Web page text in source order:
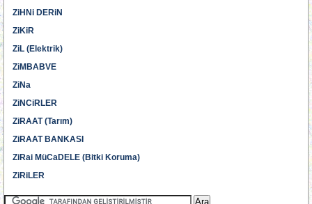
ZiHNi DERiN
ZiKiR
ZiL (Elektrik)
ZiMBABVE
ZiNa
ZiNCiRLER
ZiRAAT (Tarım)
ZiRAAT BANKASI
ZiRai MüCaDELE (Bitki Koruma)
ZiRiLER